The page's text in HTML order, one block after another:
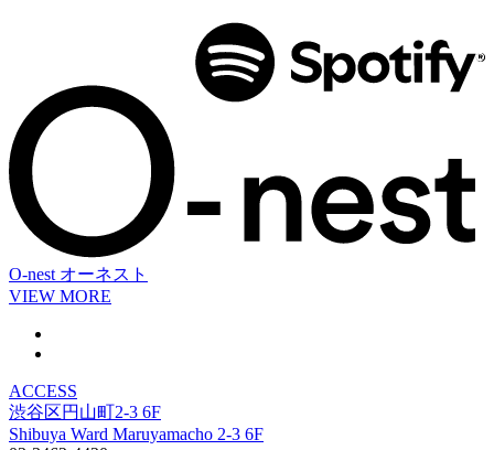
O-nest オーネスト
VIEW MORE
ACCESS
渋谷区円山町2-3 6F
Shibuya Ward Maruyamacho 2-3 6F